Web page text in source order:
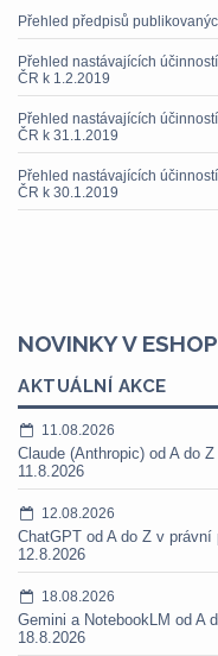
Přehled předpisů
Přehled nastávajících
ČR k 1.2.2019
Přehled nastávajících
ČR k 31.1.2019
Přehled nastávajících
ČR k 30.1.2019
NOVINKY V
AKTUÁLNÍ AKCE
11.08.2026
Claude (Anthropic) od A do
11.8.2026
12.08.2026
ChatGPT od A do Z v
12.8.2026
18.08.2026
Gemini a NotebookLM od A
18.8.2026